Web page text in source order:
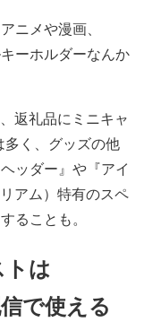
ニメや漫画、
ーホルダーなんか
返礼品にミニキャ
多く、グッズの他
ッダー』や『アイ
アム）特有のスペ
ることも。
トは
で使える